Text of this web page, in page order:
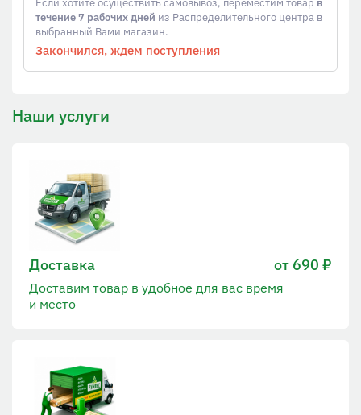
течение 7 рабочих дней из Распределительного центра в
выбранный Вами магазин.
Закончился, ждем поступления
Наши услуги
Доставка от 690 ₽
Доставим товар в удобное для вас время
и место